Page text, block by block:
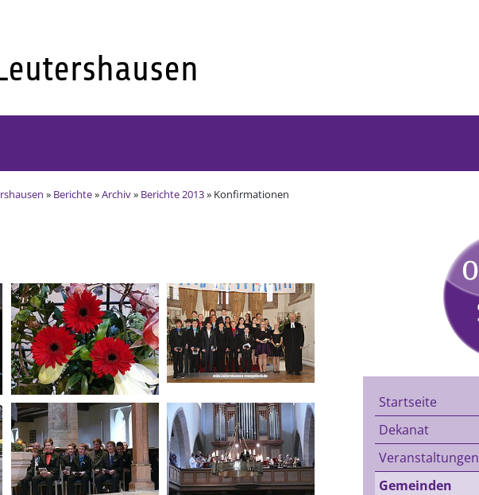
» Berichte»Archiv» Berichte 2013» Konfirmationen
Startseite
Dekanat
Veranstaltungen
Gemeinden